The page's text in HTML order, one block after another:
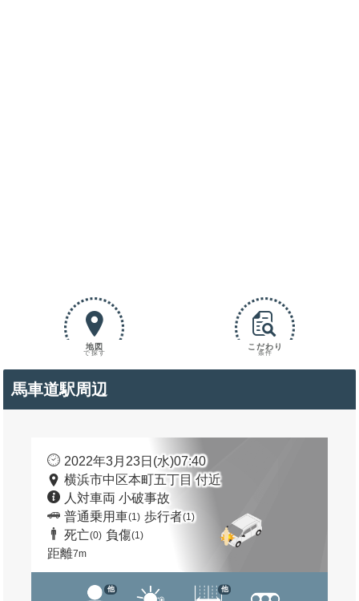
地図
で探す
こだわり
条件
馬車道駅周辺
2022年3月23日(水)07:40
横浜市中区本町五丁目 付近
人対車両 小破事故
普通乗用車(1) 歩行者(1)
死亡(0) 負傷(1)
距離7m
他 他